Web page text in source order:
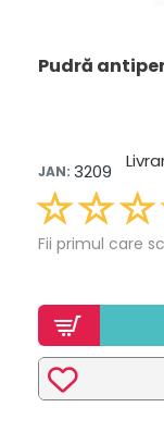
Pudră
JAN: 3209
Fii primul care